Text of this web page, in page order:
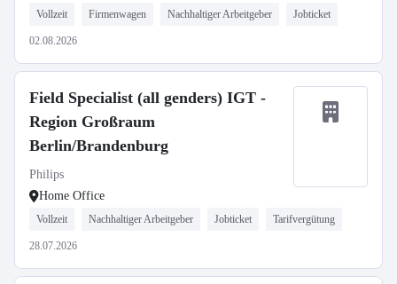
Vollzeit Firmenwagen Nachhaltiger Arbeitgeber Jobticket
02.08.2026
Field Specialist (all genders) IGT -
Region Großraum
Berlin/Brandenburg
Philips
Home Office
Vollzeit Nachhaltiger Arbeitgeber Jobticket Tarifvergütung
28.07.2026